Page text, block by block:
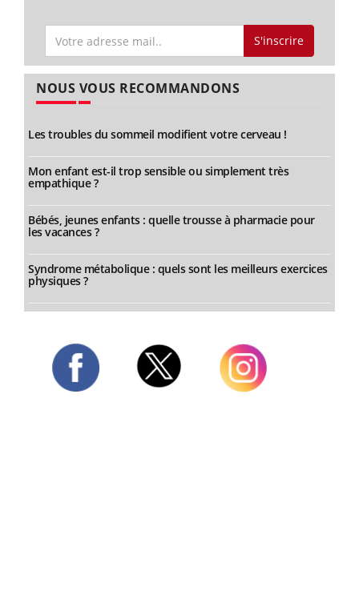
S'inscrire
NOUS VOUS RECOMMANDONS
Les troubles du sommeil modifient votre cerveau !
Mon enfant est-il trop sensible ou simplement très
empathique ?
Bébés, jeunes enfants : quelle trousse à pharmacie pour
les vacances ?
Syndrome métabolique : quels sont les meilleurs exercices
physiques ?